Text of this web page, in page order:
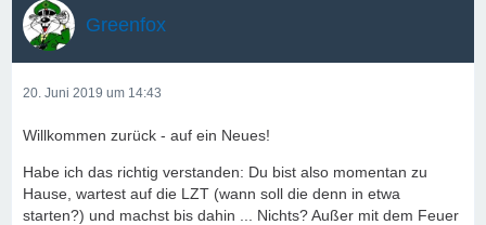
Greenfox
20. Juni 2019 um 14:43
Willkommen zurück - auf ein Neues!
Habe ich das richtig verstanden: Du bist also momentan zu
Hause, wartest auf die LZT (wann soll die denn in etwa
starten?) und machst bis dahin ... Nichts? Außer mit dem Feuer